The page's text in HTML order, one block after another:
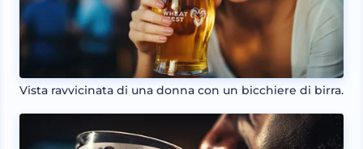
Vista ravvicinata di una donna con un bicchiere di birra.